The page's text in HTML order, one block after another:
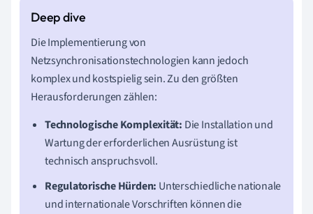
Die Implementierung von
Netzsynchronisationstechnologien kann jedoch
komplex und kostspielig sein. Zu den größten
Herausforderungen zählen:
Technologische Komplexität: Die Installation und
Wartung der erforderlichen Ausrüstung ist
technisch anspruchsvoll.
Regulatorische Hürden: Unterschiedliche nationale
und internationale Vorschriften können die